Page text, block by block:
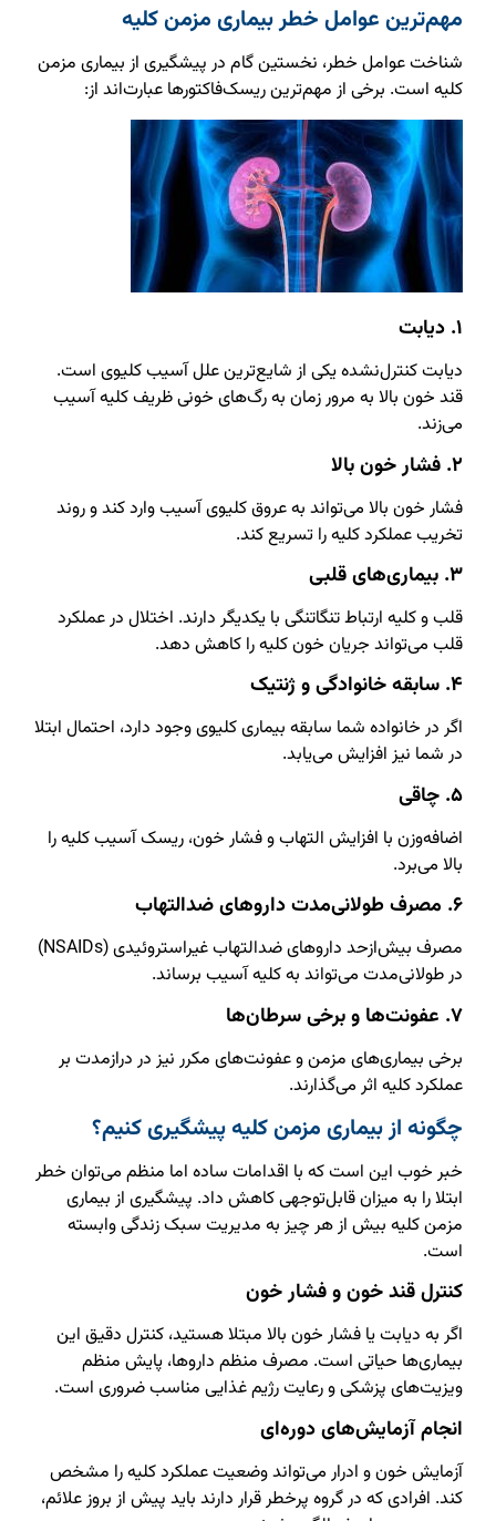
مهم‌ترین عوامل خطر بیماری مزمن کلیه
شناخت عوامل خطر، نخستین گام در پیشگیری از بیماری مزمن
کلیه است. برخی از مهم‌ترین ریسک‌فاکتورها عبارت‌اند از:
۱. دیابت
دیابت کنترل‌نشده یکی از شایع‌ترین علل آسیب کلیوی است.
قند خون بالا به مرور زمان به رگ‌های خونی ظریف کلیه آسیب
می‌زند.
۲. فشار خون بالا
فشار خون بالا می‌تواند به عروق کلیوی آسیب وارد کند و روند
تخریب عملکرد کلیه را تسریع کند.
۳. بیماری‌های قلبی
قلب و کلیه ارتباط تنگاتنگی با یکدیگر دارند. اختلال در عملکرد
قلب می‌تواند جریان خون کلیه را کاهش دهد.
۴. سابقه خانوادگی و ژنتیک
اگر در خانواده شما سابقه بیماری کلیوی وجود دارد، احتمال ابتلا
در شما نیز افزایش می‌یابد.
۵. چاقی
اضافه‌وزن با افزایش التهاب و فشار خون، ریسک آسیب کلیه را
بالا می‌برد.
۶. مصرف طولانی‌مدت داروهای ضدالتهاب
مصرف بیش‌ازحد داروهای ضدالتهاب غیراستروئیدی (NSAIDs)
در طولانی‌مدت می‌تواند به کلیه آسیب برساند.
۷. عفونت‌ها و برخی سرطان‌ها
برخی بیماری‌های مزمن و عفونت‌های مکرر نیز در درازمدت بر
عملکرد کلیه اثر می‌گذارند.
چگونه از بیماری مزمن کلیه پیشگیری کنیم؟
خبر خوب این است که با اقدامات ساده اما منظم می‌توان خطر
ابتلا را به میزان قابل‌توجهی کاهش داد. پیشگیری از بیماری
مزمن کلیه بیش از هر چیز به مدیریت سبک زندگی وابسته
است.
کنترل قند خون و فشار خون
اگر به دیابت یا فشار خون بالا مبتلا هستید، کنترل دقیق این
بیماری‌ها حیاتی است. مصرف منظم داروها، پایش منظم
ویزیت‌های پزشکی و رعایت رژیم غذایی مناسب ضروری است.
انجام آزمایش‌های دوره‌ای
آزمایش خون و ادرار می‌تواند وضعیت عملکرد کلیه را مشخص
کند. افرادی که در گروه پرخطر قرار دارند باید پیش از بروز علائم،